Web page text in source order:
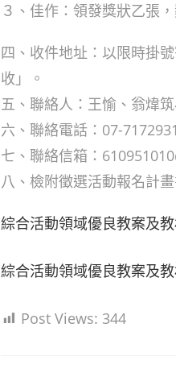
３、佳作：領發獎狀乙張
四、收件地址：以限時掛
收」。
五、聯絡人：王愉、翁煒筑
六、聯絡電話：07-
七、聯絡信箱：
八、檢附徵選活動報名計
綜合活動領域優良教案及
綜合活動領域優良教案及
Post Views: 344